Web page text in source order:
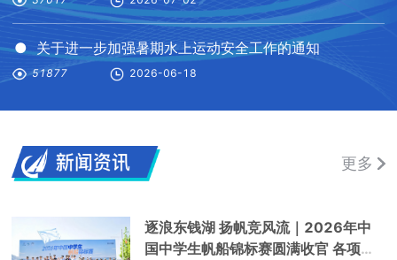
● 关于进一步加强暑期水上运动安全工作的通知
51877 2026-06-18
更多
逐浪东钱湖 扬帆竞风流｜2026年中
国中学生帆船锦标赛圆满收官 各项目